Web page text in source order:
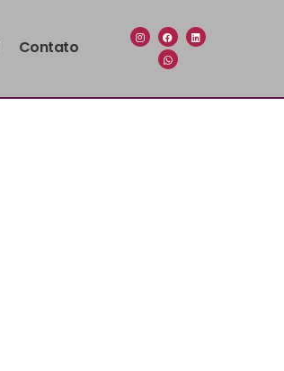
Contato